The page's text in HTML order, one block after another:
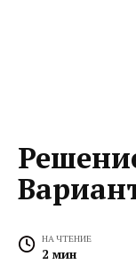
НА ЧТЕНИЕ
2 мин